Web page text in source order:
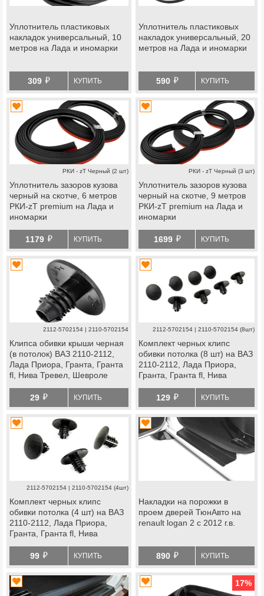
Уплотнитель пластиковых
накладок универсальный, 10
метров на Лада и иномарки
309 й КУПИТЬ
Уплотнитель пластиковых
накладок универсальный, 20
метров на Лада и иномарки
590 й КУПИТЬ
РКИ - zТ Черный (2 шт)
Уплотнитель зазоров кузова
черный на скотче, 6 метров
РКИ-zТ premium на Лада и
иномарки
1179 й КУПИТЬ
РКИ - zТ Черный (3 шт)
Уплотнитель зазоров кузова
черный на скотче, 9 метров
РКИ-zТ premium на Лада и
иномарки
1699 й КУПИТЬ
2112-5702154 | 2110-5702154
Клипса обивки крыши черная
(в потолок) ВАЗ 2110-2112,
Лада Приора, Гранта, Гранта
fl, Нива Тревел, Шевроле
29 й КУПИТЬ
2112-5702154 | 2110-5702154 (8шт)
Комплект черных клипс
обивки потолка (8 шт) на ВАЗ
2110-2112, Лада Приора,
Гранта, Гранта fl, Нива
datsun129 й КУПИТЬ
2112-5702154 | 2110-5702154 (4шт)
Комплект черных клипс
обивки потолка (4 шт) на ВАЗ
2110-2112, Лада Приора,
Гранта, Гранта fl, Нива
datsun99 й КУПИТЬ
Накладки на порожки в
проем дверей ТюнАвто на
renault logan 2 с 2012 г.в.
890 й КУПИТЬ
17%